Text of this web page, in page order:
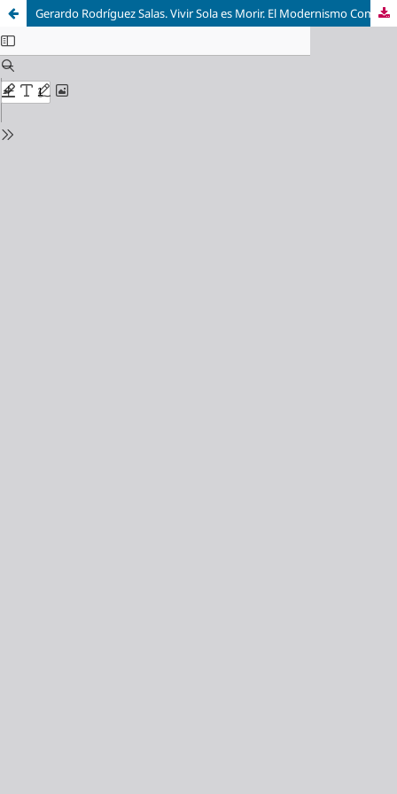
Gerardo Rodríguez Salas. Vivir Sola es Morir. El Modernismo Comunitario de Katherine Mansfield